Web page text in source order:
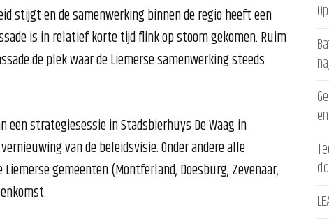
stijgt en de samenwerking binnen de regio heeft een
is in relatief korte tijd flink op stoom gekomen. Ruim
de plek waar de Liemerse samenwerking steeds
strategiesessie in Stadsbierhuys De Waag in
van de beleidsvisie. Onder andere alle
gemeenten (Montferland, Doesburg, Zevenaar,